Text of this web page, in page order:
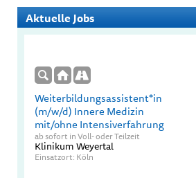
Aktuelle Jobs
Weiterbildungsassistent*in
(m/w/d) Innere Medizin
mit/ohne Intensiverfahrung
ab sofort in Voll- oder Teilzeit
Klinikum Weyertal
Einsatzort: Köln